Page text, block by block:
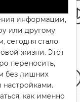
информации,
или другому
сегодня стало
жизни. Этот
переносить,
без лишних
как именно